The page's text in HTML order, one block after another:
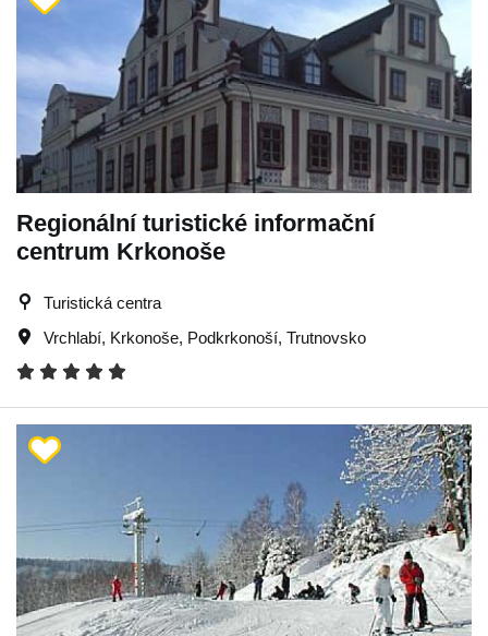
Regionální turistické informační
centrum Krkonoše
Turistická centra
Vrchlabí, Krkonoše, Podkrkonoší, Trutnovsko